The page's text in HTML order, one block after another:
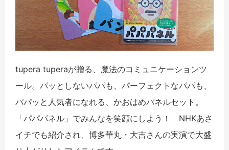
tupera tuperaが贈る、魔法のコミュニケーションツ
ール。パッとしないパパも、パーフェクトなパパも、
パパッと人気者になれる、かおはめパネルセット。
「パパパネル」でみんなを笑顔にしよう！ NHKあさ
イチでも紹介され、博多華丸・大吉さんの実演で大盛